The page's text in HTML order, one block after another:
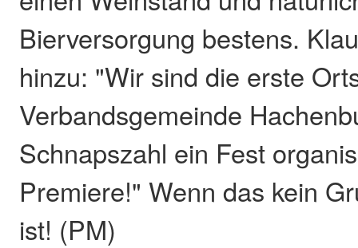
Bierversorgung bestens.
hinzu: "Wir sind die erste
Verbandsgemeinde
Schnapszahl ein Fest
Premiere!" Wenn das kein
ist! (PM)